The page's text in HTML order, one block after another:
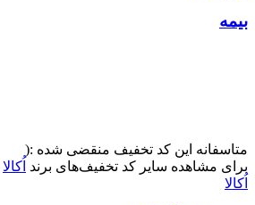
بیمه
متاسفانه این کد تخفیف منقضی شده :(
برای مشاهده سایر کد تخفیف‌های برند اُکالا
اُکالا